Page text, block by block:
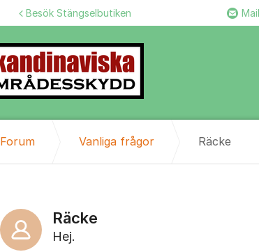
Besök Stängselbutiken
Forum Vanliga frågor Räcke
Räcke
Hej.